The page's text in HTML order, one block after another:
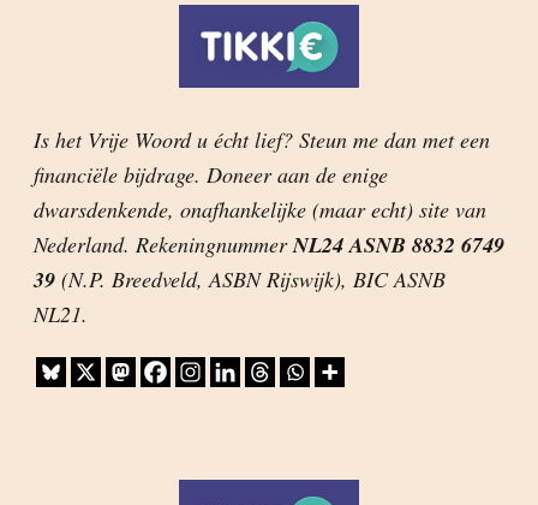
Is het Vrije Woord u écht lief? Steun me dan met een
financiële bijdrage. Doneer aan de enige
dwarsdenkende, onafhankelijke (maar echt) site van
Nederland. RekeningnummerNL24 ASNB 8832 6749
39 (N.P. Breedveld, ASBN Rijswijk), BIC ASNB
NL21.